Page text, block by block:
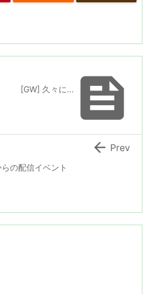

[GW] 久々に...
の配信イベント
 Prev